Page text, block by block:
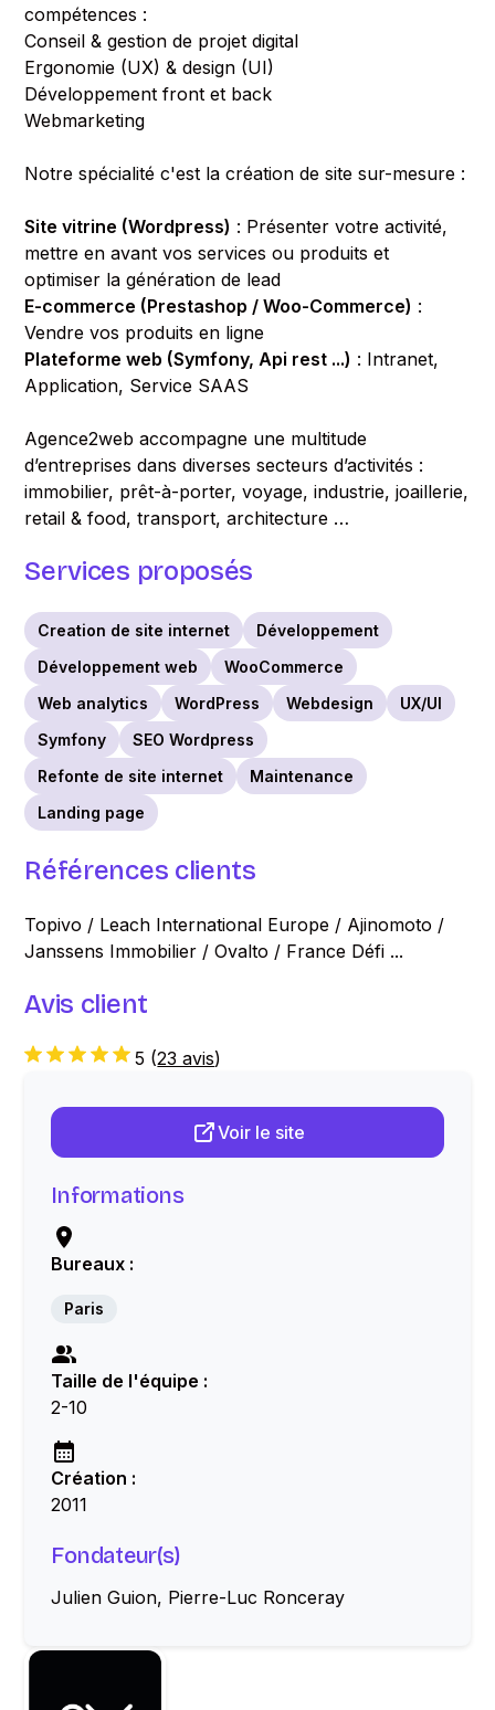
compétences :
Conseil & gestion de projet digital
Ergonomie (UX) & design (UI)
Développement front et back
Webmarketing
Notre spécialité c'est la création de site sur-mesure :
Site vitrine (Wordpress) : Présenter votre activité,
mettre en avant vos services ou produits et
optimiser la génération de lead
E-commerce (Prestashop / Woo-Commerce) :
Vendre vos produits en ligne
Plateforme web (Symfony, Api rest ...) : Intranet,
Application, Service SAAS
Agence2web accompagne une multitude
d’entreprises dans diverses secteurs d’activités :
immobilier, prêt-à-porter, voyage, industrie, joaillerie,
retail & food, transport, architecture …
Services proposés
Creation de site internet
Développement
Développement web
WooCommerce
Web analytics
WordPress Webdesign
UX/UI
Symfony
SEO Wordpress
Refonte de site internet
Maintenance
Landing page
Références clients
Topivo / Leach International Europe / Ajinomoto /
Janssens Immobilier / Ovalto / France Défi ...
Avis client
5 (23 avis)
Voir le site
Informations
Bureaux :
Paris
Taille de l'équipe :
2-10
Création :
2011
Fondateur(s)
Julien Guion, Pierre-Luc Ronceray